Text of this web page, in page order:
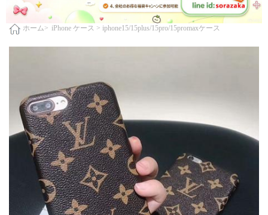
ホーム> iPhone ケース > iphone15/15plus/15pro/15promaxケース